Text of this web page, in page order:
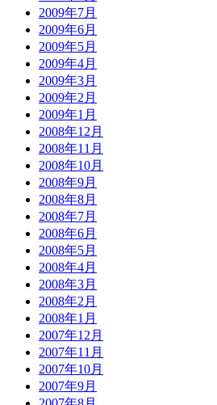
2009年7月
2009年6月
2009年5月
2009年4月
2009年3月
2009年2月
2009年1月
2008年12月
2008年11月
2008年10月
2008年9月
2008年8月
2008年7月
2008年6月
2008年5月
2008年4月
2008年3月
2008年2月
2008年1月
2007年12月
2007年11月
2007年10月
2007年9月